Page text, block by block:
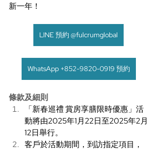
新一年！
LINE 預約 @fulcrumglobal
WhatsApp +852-9820-0919 預約
條款及細則
「新春巡禮 賞房享膳限時優惠」活
動將由2025年1月22日至2025年2月
12日舉行。
客戶於活動期間，到訪指定項目，